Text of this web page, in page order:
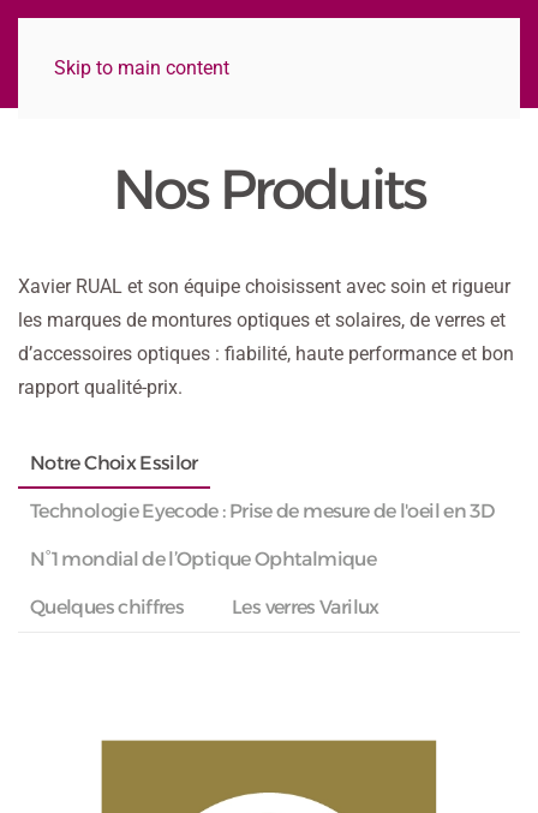
Skip to main content
Nos Produits
Xavier RUAL et son équipe choisissent avec soin et rigueur
les marques de montures optiques et solaires, de verres et
d’accessoires optiques : fiabilité, haute performance et bon
rapport qualité-prix.
Notre Choix Essilor
Technologie Eyecode : Prise de mesure de l'oeil en 3D
N°1 mondial de l’Optique Ophtalmique
Quelques chiffres Les verres Varilux